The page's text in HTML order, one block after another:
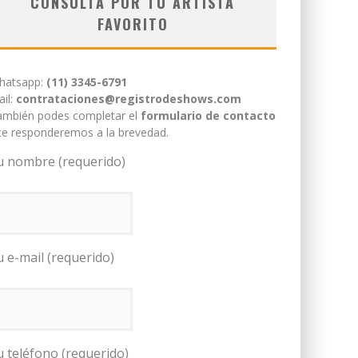
FAVORITO
(11) 3345-6791
contrataciones@registrodeshows.com
podes completar el formulario de contacto
responderemos a la brevedad.
nombre (requerido)
e-mail (requerido)
teléfono (requerido)